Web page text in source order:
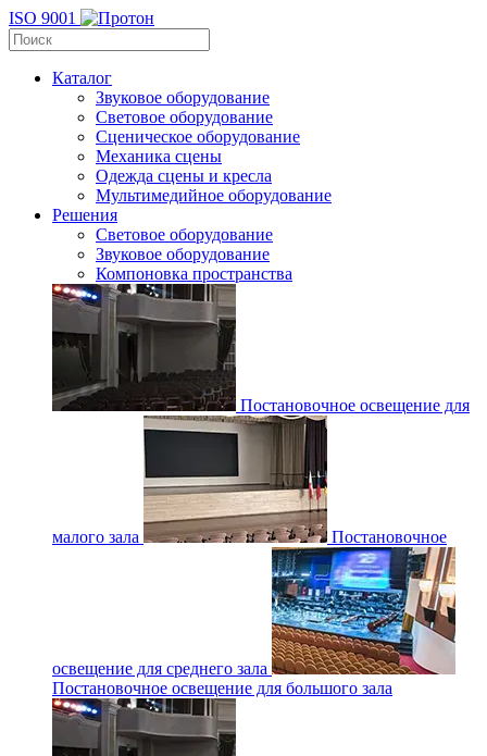
ISO 9001
Каталог
Звуковое оборудование
Световое оборудование
Сценическое оборудование
Механика сцены
Одежда сцены и кресла
Мультимедийное оборудование
Решения
Световое оборудование
Звуковое оборудование
Компоновка пространства
Постановочное освещение для
малого зала Постановочное
освещение для среднего зала
Постановочное освещение для большого зала